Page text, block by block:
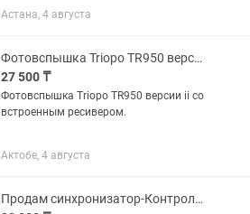
каспи кз Состояние отличное,
Астана, 4 августа
Фотовспышка Triopo TR950 версии ii со встроенным ресивером.
27 500 ₸
Фотовспышка Triopo TR950 версии ii со
встроенным ресивером.
Актобе, 4 августа
Продам синхронизатор-Контролер JINBEI TR-Q7II Bluetooth TTL HSS